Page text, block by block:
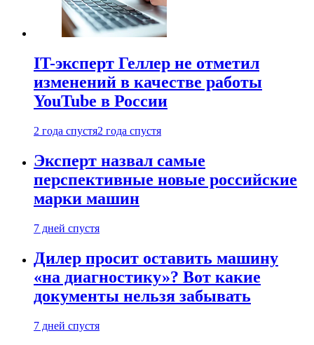
IT-эксперт Геллер не отметил
изменений в качестве работы
YouTube в России
2 года спустя2 года спустя
Эксперт назвал самые
перспективные новые российские
марки машин
7 дней спустя
Дилер просит оставить машину
«на диагностику»? Вот какие
документы нельзя забывать
7 дней спустя